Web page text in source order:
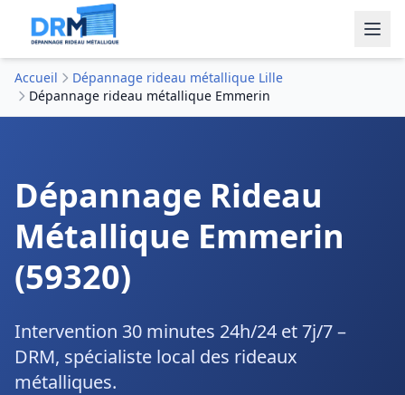
Accueil
Dépannage rideau métallique Lille
Dépannage rideau métallique Emmerin
Dépannage Rideau
Métallique Emmerin
(59320)
Intervention 30 minutes 24h/24 et 7j/7 –
DRM, spécialiste local des rideaux
métalliques.